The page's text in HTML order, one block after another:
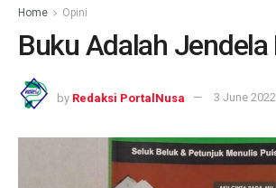
Home Opini
Buku Adalah Jendela
by Redaksi PortalNusa 3 June 2022